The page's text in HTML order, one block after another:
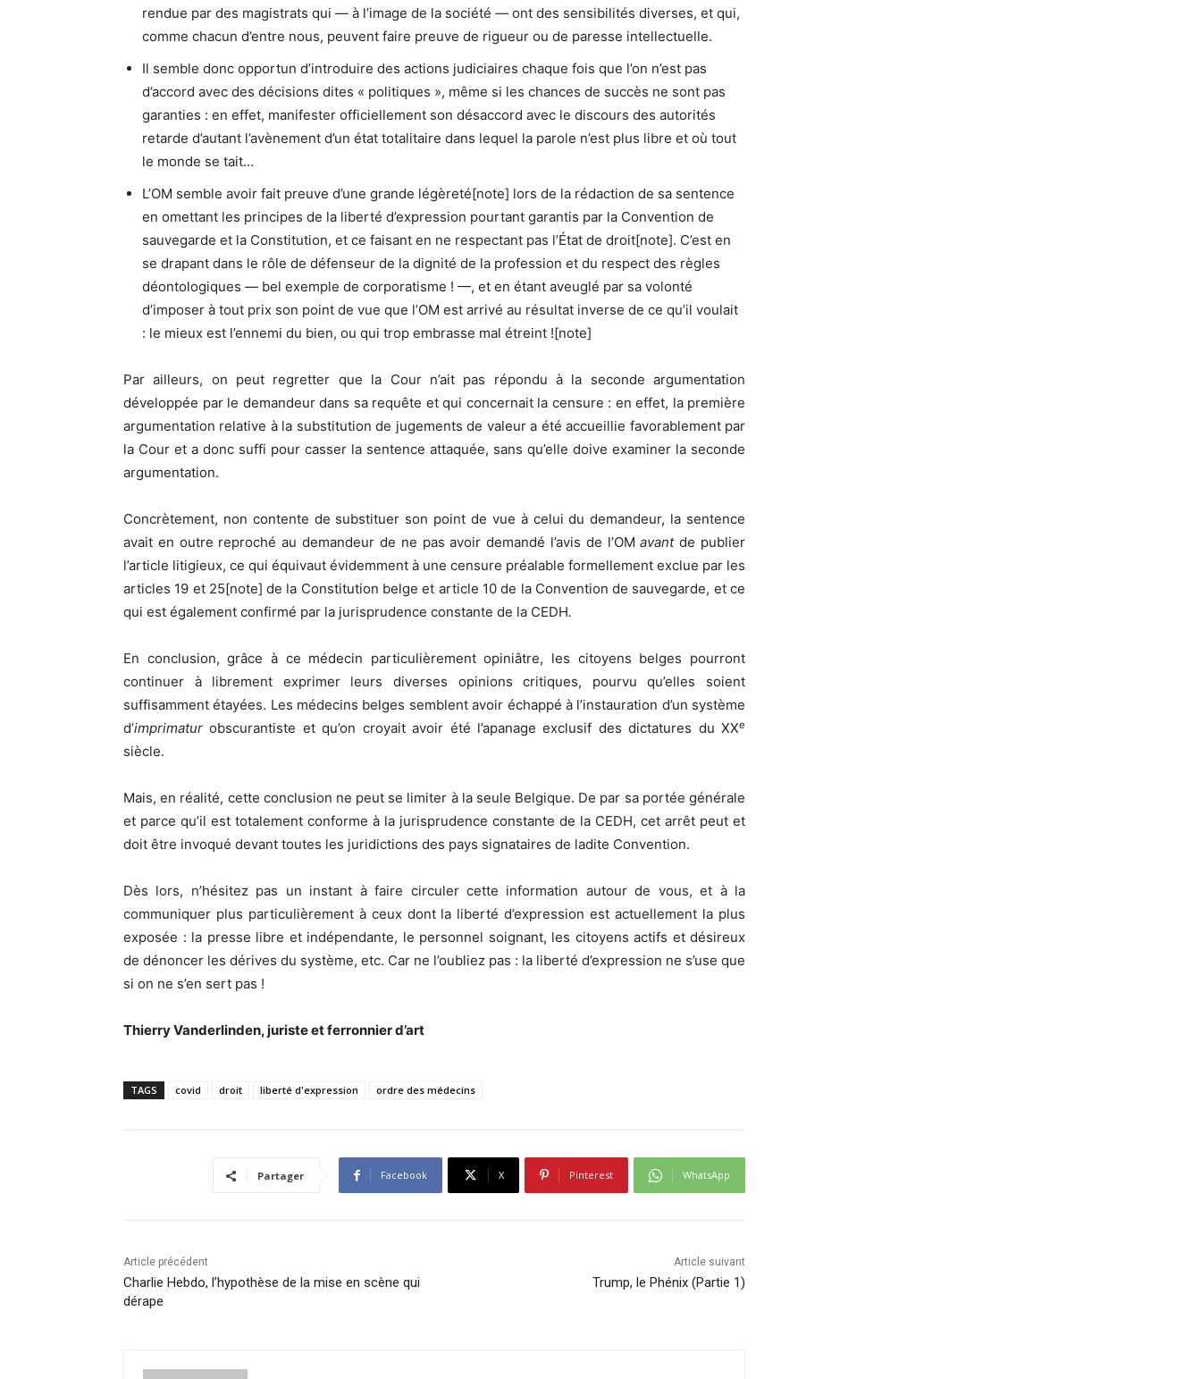
rendue par des magistrats qui — à l’image de la société — ont des sensibilités diverses, et qui,
comme chacun d’entre nous, peuvent faire preuve de rigueur ou de paresse intellectuelle.
Il semble donc opportun d’introduire des actions judiciaires chaque fois que l’on n’est pas
d’accord avec des décisions dites « politiques », même si les chances de succès ne sont pas
garanties : en effet, manifester officiellement son désaccord avec le discours des autorités
retarde d’autant l’avènement d’un état totalitaire dans lequel la parole n’est plus libre et où tout
le monde se tait…
L’OM semble avoir fait preuve d’une grande légèreté[note] lors de la rédaction de sa sentence
en omettant les principes de la liberté d’expression pourtant garantis par la Convention de
sauvegarde et la Constitution, et ce faisant en ne respectant pas l’État de droit[note]. C’est en
se drapant dans le rôle de défenseur de la dignité de la profession et du respect des règles
déontologiques — bel exemple de corporatisme ! —, et en étant aveuglé par sa volonté
d’imposer à tout prix son point de vue que l’OM est arrivé au résultat inverse de ce qu’il voulait
: le mieux est l’ennemi du bien, ou qui trop embrasse mal étreint ![note]
Par ailleurs, on peut regretter que la Cour n’ait pas répondu à la seconde argumentation
développée par le demandeur dans sa requête et qui concernait la censure : en effet, la première
argumentation relative à la substitution de jugements de valeur a été accueillie favorablement par
la Cour et a donc suffi pour casser la sentence attaquée, sans qu’elle doive examiner la seconde
argumentation.
Concrètement, non contente de substituer son point de vue à celui du demandeur, la sentence
avait en outre reproché au demandeur de ne pas avoir demandé l’avis de l’OMavantde publier
l’article litigieux, ce qui équivaut évidemment à une censure préalable formellement exclue par les
articles 19 et 25[note] de la Constitution belge et article 10 de la Convention de sauvegarde, et ce
qui est également confirmé par la jurisprudence constante de la CEDH.
En conclusion, grâce à ce médecin particulièrement opiniâtre, les citoyens belges pourront
continuer à librement exprimer leurs diverses opinions critiques, pourvu qu’elles soient
suffisamment étayées. Les médecins belges semblent avoir échappé à l’instauration d’un système
d’imprimatur obscurantiste et qu’on croyait avoir été l’apanage exclusif des dictatures du XXe
siècle.
Mais, en réalité, cette conclusion ne peut se limiter à la seule Belgique. De par sa portée générale
et parce qu’il est totalement conforme à la jurisprudence constante de la CEDH, cet arrêt peut et
doit être invoqué devant toutes les juridictions des pays signataires de ladite Convention.
Dès lors, n’hésitez pas un instant à faire circuler cette information autour de vous, et à la
communiquer plus particulièrement à ceux dont la liberté d’expression est actuellement la plus
exposée : la presse libre et indépendante, le personnel soignant, les citoyens actifs et désireux
de dénoncer les dérives du système, etc. Car ne l’oubliez pas : la liberté d’expression ne s’use que
si on ne s’en sert pas !
Thierry Vanderlinden, juriste et ferronnier d’art
TAGS covid droit liberté d'expression ordre des médecins
Partager Facebook X Pinterest WhatsApp
Article précédent
Charlie Hebdo, l’hypothèse de la mise en scène qui
dérape
Article suivant
Trump, le Phénix (Partie 1)